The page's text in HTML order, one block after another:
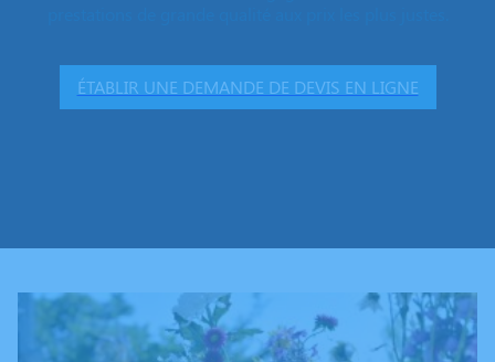
ÉTABLIR UNE DEMANDE DE DEVIS EN LIGNE